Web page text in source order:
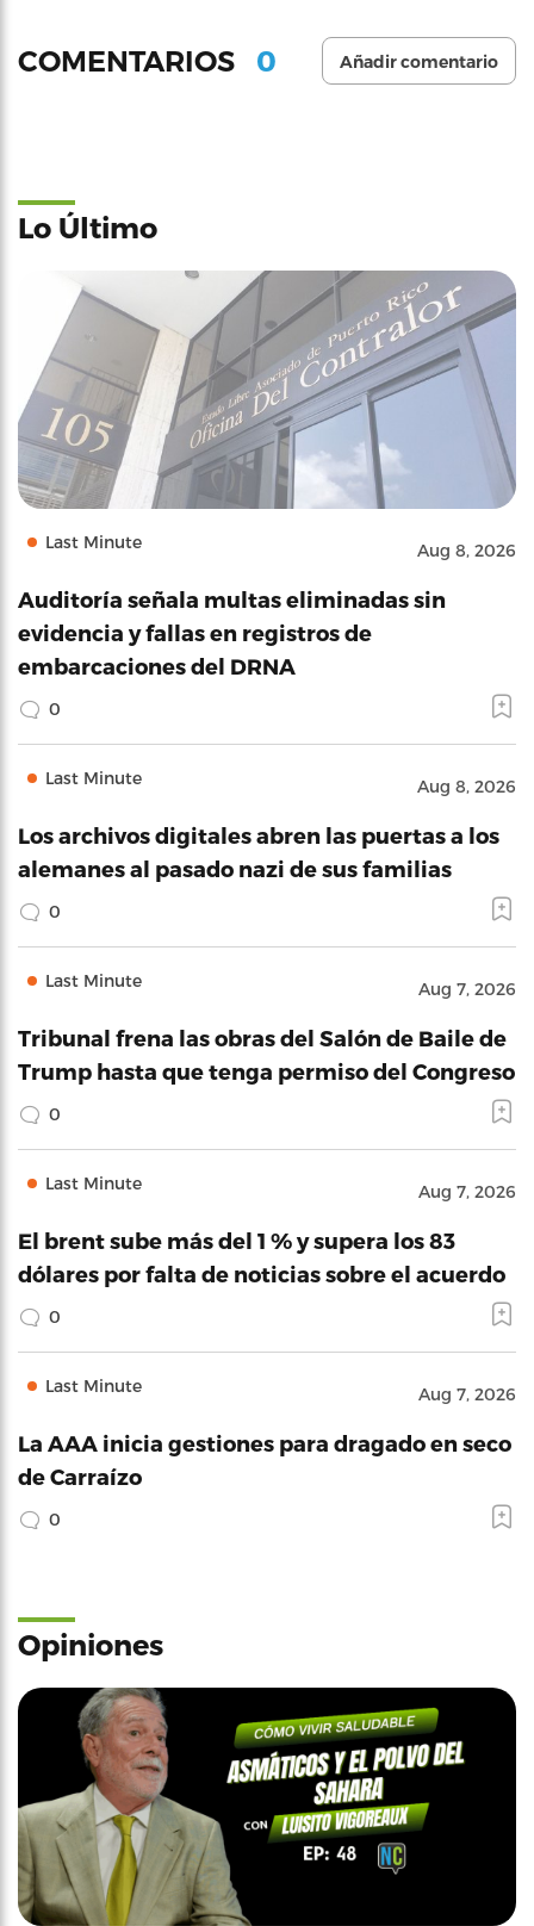
COMENTARIOS 0 Añadir comentario
Lo Último
Last Minute Aug 8, 2026
Auditoría señala multas eliminadas sin
evidencia y fallas en registros de
embarcaciones del DRNA
0
Last Minute Aug 8, 2026
Los archivos digitales abren las puertas a los
alemanes al pasado nazi de sus familias
0
Last Minute Aug 7, 2026
Tribunal frena las obras del Salón de Baile de
Trump hasta que tenga permiso del Congreso
0
Last Minute Aug 7, 2026
El brent sube más del 1 % y supera los 83
dólares por falta de noticias sobre el acuerdo
0
Last Minute Aug 7, 2026
La AAA inicia gestiones para dragado en seco
de Carraízo
0
Opiniones